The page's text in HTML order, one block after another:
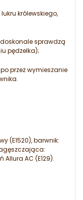
królewskiego,
sprawdzą
pędzelka);
przez wymieszanie
(E1520), barwnik:
Allura AC (E129).